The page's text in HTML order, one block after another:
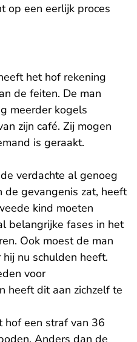
op een eerlijk proces
het hof rekening
de feiten. De man
meerder kogels
zijn café. Zij mogen
is geraakt.
verdachte al genoeg
gevangenis zat, heeft
kind moeten
belangrijke fases in het
Ook moest de man
nu schulden heeft.
voor
heeft dit aan zichzelf te
een straf van 36
Anders dan de